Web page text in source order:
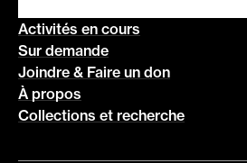
Activités en cours
Sur demande
Joindre & Faire un don
À propos
Collections et recherche